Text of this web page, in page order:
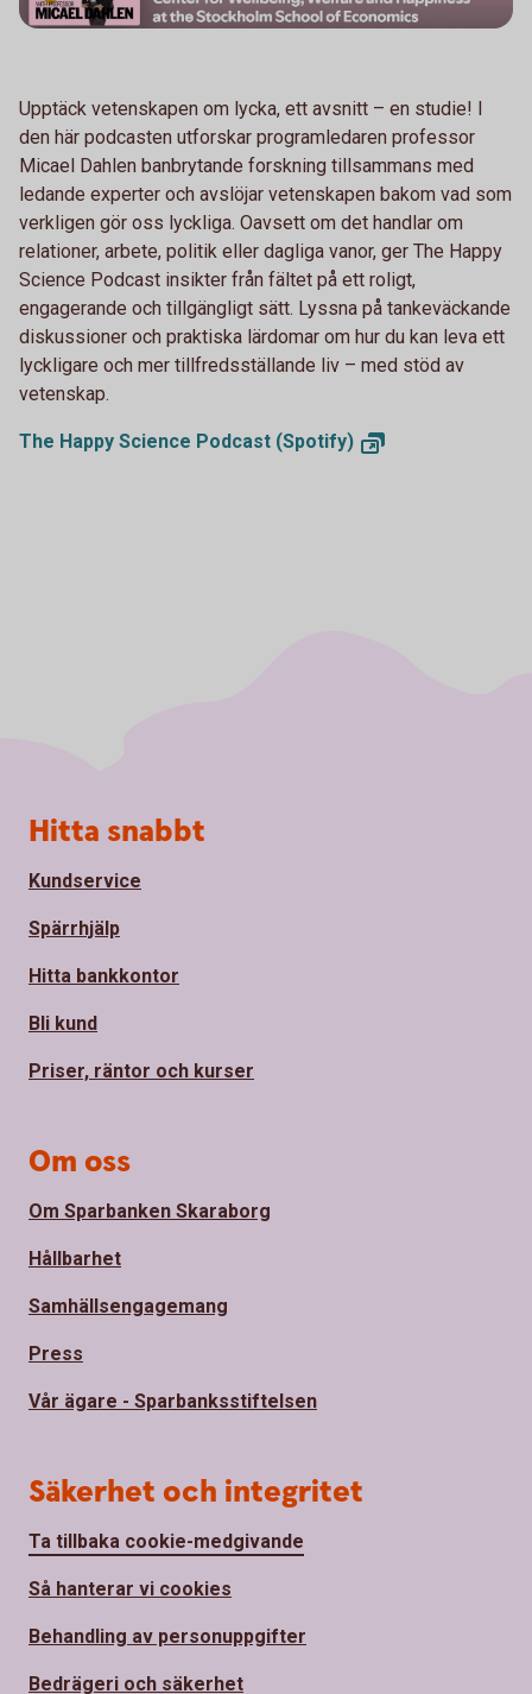
Upptäck vetenskapen om lycka, ett avsnitt – en studie! I
den här podcasten utforskar programledaren professor
Micael Dahlen banbrytande forskning tillsammans med
ledande experter och avslöjar vetenskapen bakom vad som
verkligen gör oss lyckliga. Oavsett om det handlar om
relationer, arbete, politik eller dagliga vanor, ger The Happy
Science Podcast insikter från fältet på ett roligt,
engagerande och tillgängligt sätt. Lyssna på tankeväckande
diskussioner och praktiska lärdomar om hur du kan leva ett
lyckligare och mer tillfredsställande liv – med stöd av
vetenskap.
The Happy Science Podcast (Spotify)
Sidfot
Hitta snabbt
Kundservice
Spärrhjälp
Hitta bankkontor
Bli kund
Priser, räntor och kurser
Om oss
Om Sparbanken Skaraborg
Hållbarhet
Samhällsengagemang
Press
Vår ägare - Sparbanksstiftelsen
Säkerhet och integritet
Ta tillbaka cookie-medgivande
Så hanterar vi cookies
Behandling av personuppgifter
Bedrägeri och säkerhet